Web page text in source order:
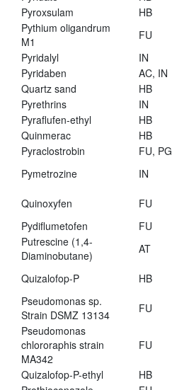
Pyroxsulam
HB
Pythium oligandrum
M1
FU
Pyridalyl
IN
Pyridaben
AC, IN
Quartz sand
HB
Pyrethrins
IN
Pyraflufen-ethyl
HB
Quinmerac
HB
Pyraclostrobin
FU, PG
Pymetrozine
IN
Quinoxyfen FU
Pydiflumetofen
FU
Putrescine (1,4-
Diaminobutane)
AT
Quizalofop-P
HB
Pseudomonas sp.
Strain DSMZ 13134
FU
Pseudomonas
chlororaphis strain
MA342
FU
Quizalofop-P-ethyl HB